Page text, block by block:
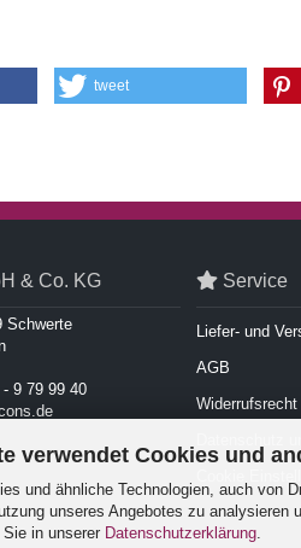
verwendet Cookies und
und ähnliche Technologien, auch von
unseres Angebotes zu
Sie in unserer Datenschutzerklärung.
tweet
& Co. KG
Schwerte
9 79 99 40
Service
Liefer- und
AGB
Widerrufsrecht